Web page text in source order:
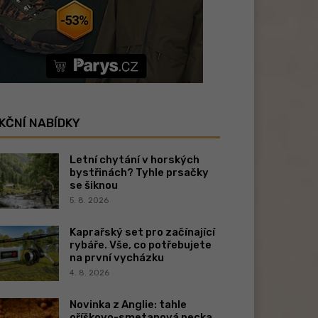
NABÍDKY
Letní chytání v horských
bystřinách? Tyhle prsačky
se šiknou
5. 8. 2026
Kaprařský set pro začínající
rybáře. Vše, co potřebujete
na první vycházku
4. 8. 2026
Novinka z Anglie: tahle